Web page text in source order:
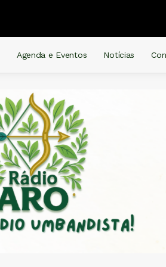
Agenda e Eventos Notícias